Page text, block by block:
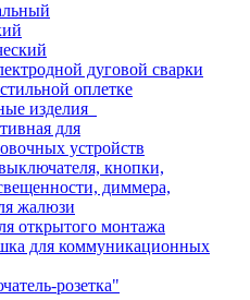
дуговой сварки
оплетке
изделия
для
устройств
кнопки,
диммера,
жалюзи
открытого монтажа
для коммуникационных
розетка"